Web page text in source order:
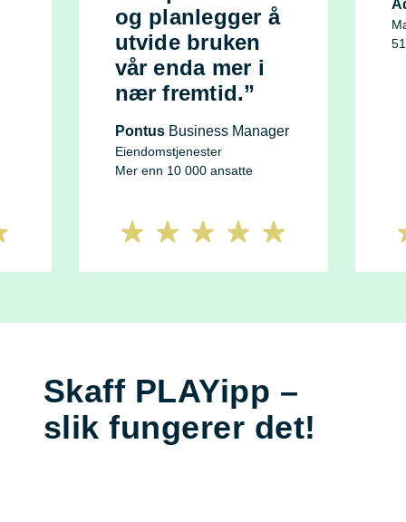
og planlegger å
utvide bruken
vår enda mer i
nær fremtid.”
PontusBusiness Manager
Eiendomstjenester
Mer enn 10 000 ansatte
Skaff PLAYipp –
slik fungerer det!